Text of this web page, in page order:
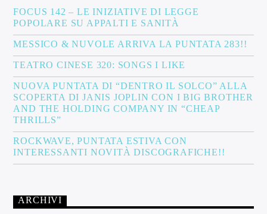
FOCUS 142 – LE INIZIATIVE DI LEGGE
POPOLARE SU APPALTI E SANITÀ
MESSICO & NUVOLE ARRIVA LA PUNTATA 283!!
TEATRO CINESE 320: SONGS I LIKE
NUOVA PUNTATA DI “DENTRO IL SOLCO” ALLA
SCOPERTA DI JANIS JOPLIN CON I BIG BROTHER
AND THE HOLDING COMPANY IN “CHEAP
THRILLS”
ROCKWAVE, PUNTATA ESTIVA CON
INTERESSANTI NOVITÀ DISCOGRAFICHE!!
ARCHIVI